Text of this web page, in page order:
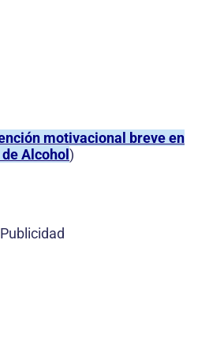
motivacional breve en
Alcohol)
Publicidad